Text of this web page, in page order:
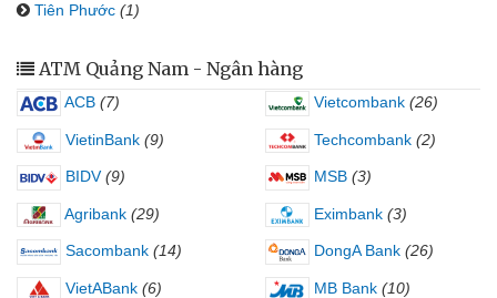
Tiên Phước (1)
ATM Quảng Nam - Ngân hàng
ACB (7) Vietcombank (26)
VietinBank (9) Techcombank (2)
BIDV (9) MSB (3)
Agribank (29) Eximbank (3)
Sacombank (14) DongA Bank (26)
VietABank (6) MB Bank (10)